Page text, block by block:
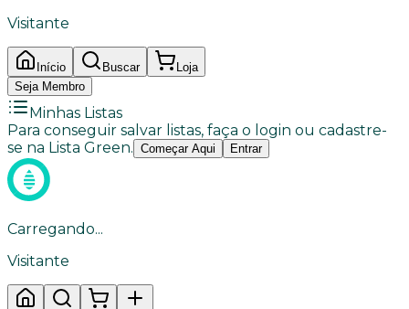
Visitante
Início Buscar
Loja
Seja Membro
Minhas Listas
Para conseguir salvar listas, faça o login ou cadastre-
se na Lista Green. Começar Aqui Entrar
Carregando...
Visitante